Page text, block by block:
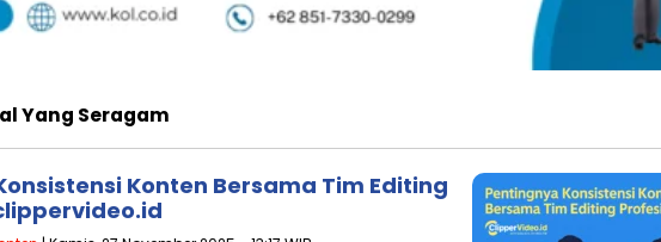
Yang Seragam
Konten Bersama Tim Editing